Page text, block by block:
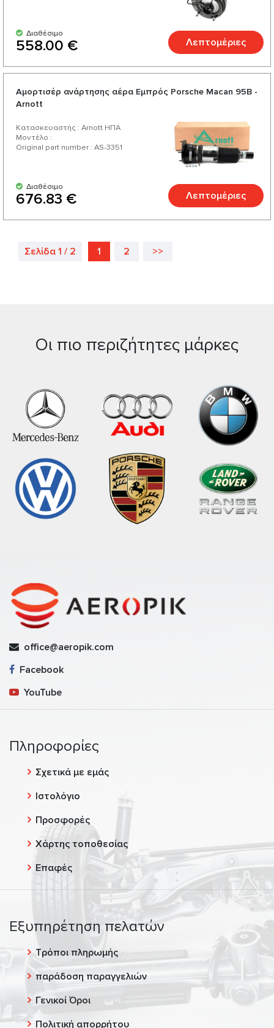
Διαθέσιμο
558.00 € Λεπτομέριες
Αμορτισέρ ανάρτησης αέρα Εμπρός Porsche Macan 95B -
Arnott
Κατασκευαστής : Arnott ΗΠΑ
Μοντέλο :
Original part number : AS-3351
Διαθέσιμο
676.83 € Λεπτομέριες
Σελίδα 1 / 2 1 2 >>
Οι πιο περιζήτητες μάρκες
office@aeropik.com
Facebook
YouTube
Πληροφορίες
Σχετικά με εμάς
Ιστολόγιο
Προσφορές
Χάρτης τοποθεσίας
Επαφές
Εξυπηρέτηση πελατών
Τρόποι πληρωμής
παράδοση παραγγελιών
Γενικοί Όροι
Πολιτική απορρήτου